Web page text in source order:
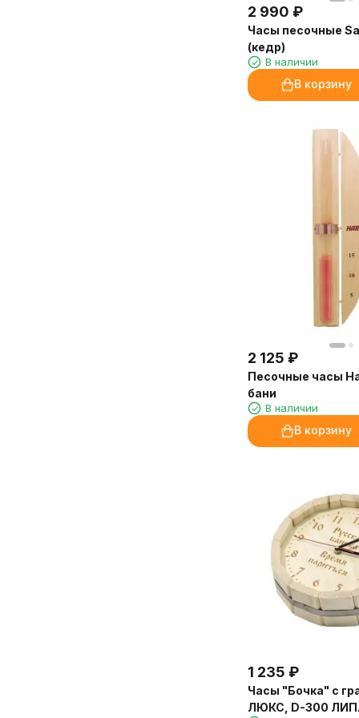
2 990 ₽
Часы песочные
(кедр)
В наличии
В корзину
2 125 ₽
Песочные часы
бани
В наличии
В корзину
1 235 ₽
Часы "Бочка" с
ЛЮКС, D-300